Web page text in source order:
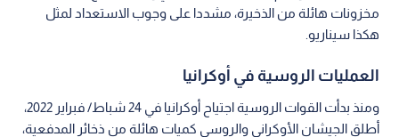
مخزونات هائلة من الذخيرة، مشددا على وجوب الاستعداد لمثل
هكذا سيناريو.
العمليات الروسية في أوكرانيا
ومنذ بدأت القوات الروسية اجتياح أوكرانيا في 24 شباط/ فبراير 2022،
أطلق الجيشان الأوكراني والروسي كميات هائلة من ذخائر المدفعية،